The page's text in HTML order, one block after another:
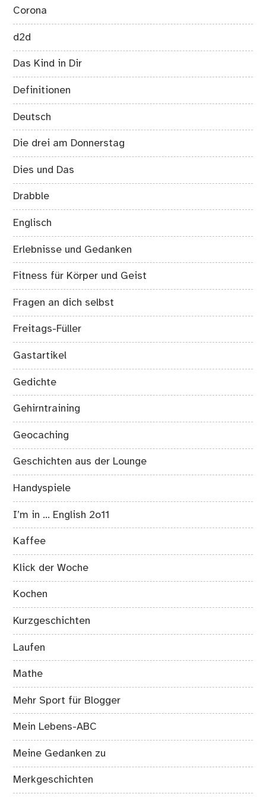
Corona
d2d
Das Kind in Dir
Definitionen
Deutsch
Die drei am Donnerstag
Dies und Das
Drabble
Englisch
Erlebnisse und Gedanken
Fitness für Körper und Geist
Fragen an dich selbst
Freitags-Füller
Gastartikel
Gedichte
Gehirntraining
Geocaching
Geschichten aus der Lounge
Handyspiele
I’m in … English 2o11
Kaffee
Klick der Woche
Kochen
Kurzgeschichten
Laufen
Mathe
Mehr Sport für Blogger
Mein Lebens-ABC
Meine Gedanken zu
Merkgeschichten